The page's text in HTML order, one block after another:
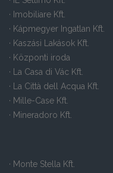
· Imobiliare Kft.
· Kápmegyer Ingatlan Kft.
· Kaszási Lakások Kft.
· Központi iroda
· La Casa di Vác Kft.
· La Città dell Acqua Kft.
· Mille-Case Kft.
· Mineradoro Kft.
· Monte Stella Kft.